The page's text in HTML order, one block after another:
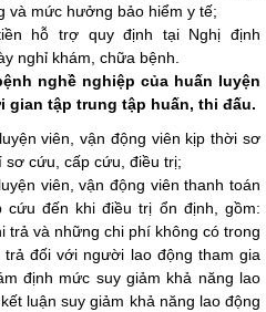
và mức hưởng bảo hiểm y tế;
hỗ trợ quy định tạiNghị định
nghỉ khám, chữa bệnh.
nghề nghiệp của huấn luyện
tập trung tập huấn, thi đấu.
viên, vận động viên kịp thời sơ
cứu, cấp cứu, điều trị;
viên, vận động viên thanh toán
đến khi điều trị ổn định, gồm:
trả và những chi phí không có trong
trả đối với người lao động tham gia
định mức suy giảm khả năng lao
luận suy giảm khả năng lao động